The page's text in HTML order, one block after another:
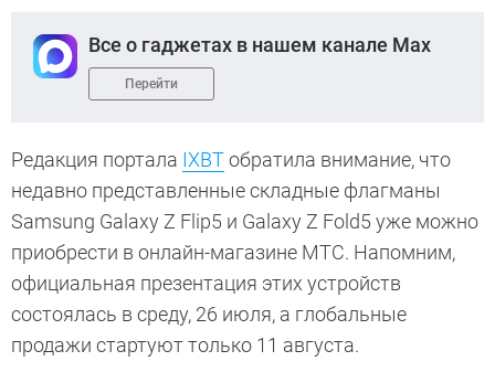
Все о гаджетах в нашем канале Max
Перейти
Редакция портала IXBTобратила внимание, что
недавно представленные складные флагманы
Samsung Galaxy Z Flip5 и Galaxy Z Fold5 уже можно
приобрести в онлайн-магазине МТС. Напомним,
официальная презентация этих устройств
состоялась в среду, 26 июля, а глобальные
продажи стартуют только 11 августа.